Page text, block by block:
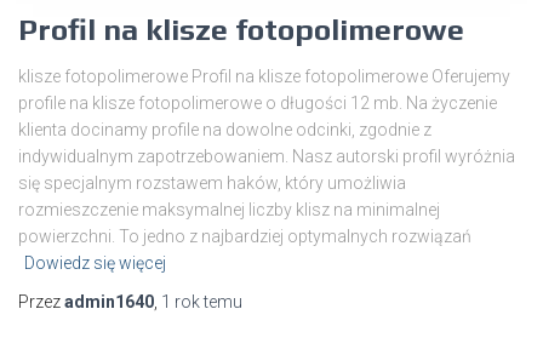
Profil na klisze fotopolimerowe
klisze fotopolimerowe Profil na klisze fotopolimerowe Oferujemy
profile na klisze fotopolimerowe o długości 12 mb. Na życzenie
klienta docinamy profile na dowolne odcinki, zgodnie z
indywidualnym zapotrzebowaniem. Nasz autorski profil wyróżnia
się specjalnym rozstawem haków, który umożliwia
rozmieszczenie maksymalnej liczby klisz na minimalnej
powierzchni. To jedno z najbardziej optymalnych rozwiązań
Dowiedz się więcej
Przezadmin1640 1 roktemu